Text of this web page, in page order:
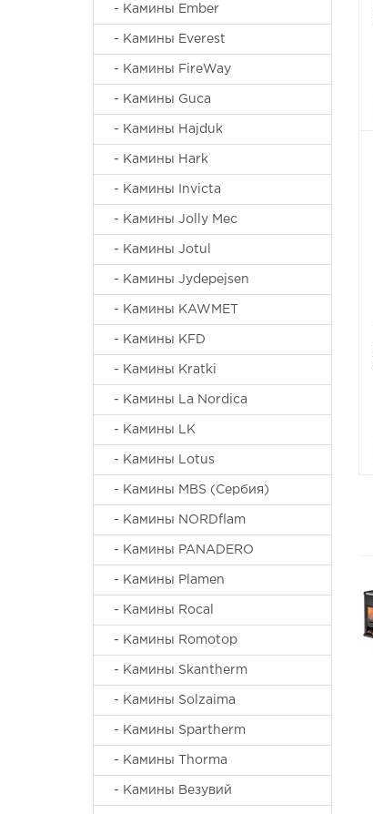
- Камины Ember
- Камины Everest
- Камины FireWay
- Камины Guca
- Камины Hajduk
- Камины Hark
- Камины Invicta
- Камины Jolly Mec
- Камины Jotul
- Камины Jydepejsen
- Камины KAWMET
- Камины KFD
- Камины Kratki
- Камины La Nordica
- Камины LK
- Камины Lotus
- Камины MBS (Сербия)
- Камины NORDflam
- Камины PANADERO
- Камины Plamen
- Камины Rocal
- Камины Romotop
- Камины Skantherm
- Камины Solzaima
- Камины Spartherm
- Камины Thorma
- Камины Везувий